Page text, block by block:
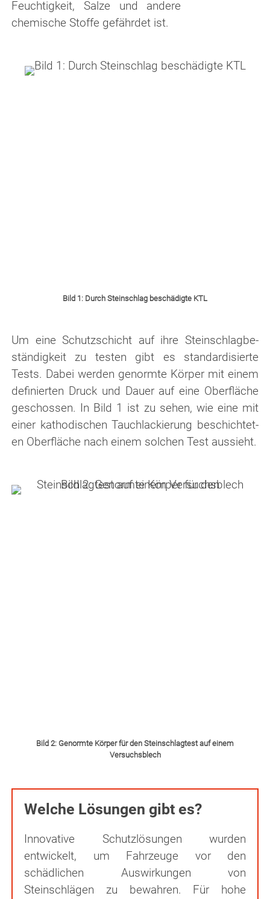
Feuchtigkeit, Salze und andere
chemische Stoffe gefährdet ist.
Bild 1: Durch Steinschlag beschädigte KTL
Um eine Schutzschicht auf ihre Stein­schlag­be­
ständ­ig­keit zu testen gibt es standardisierte
Tests. Dabei werden ge­norm­te Körper mit einem
definierten Druck und Dauer auf eine Oberfläche
geschossen. In Bild 1 ist zu sehen, wie eine mit
einer kathodischen Tauchlackierung be­schicht­et­
en Oberfläche nach einem solchen Test aussieht.
Bild 2: Genormte Körper für den Steinschlagtest auf einem
Versuchsblech
Welche Lösungen gibt es?
Innovative Schutzlösungen wurden
entwickelt, um Fahrzeuge vor den
schädlichen Auswirkungen von
Steinschlägen zu bewahren. Für hohe